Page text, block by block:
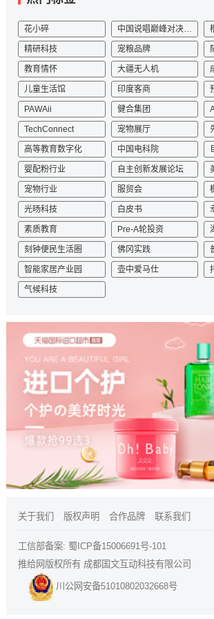
花小碎 中国说唱巅峰对决2023
精研科技 宠粮品牌
教育情怀 大疆无人机
儿童生活馆 印度客商
PAWAii 健合集团
TechConnect 宠物展厅
高等教育数字化 中国电科院
婴配粉行业 自主创新发展论坛
宠物行业 服贸会
光旸科技 白皮书
素质教育 Pre-A轮投资
刻钟便民生活圈 佛冈实践
智能家居产业园 壶中爱马仕
气候科技
关于我们 版权声明 合作品牌 联系我们
工信部备案: 蜀ICP备15006691号-101
推给网版权所有 成都国文互动科技有限公司
川公网安备51010802032668号